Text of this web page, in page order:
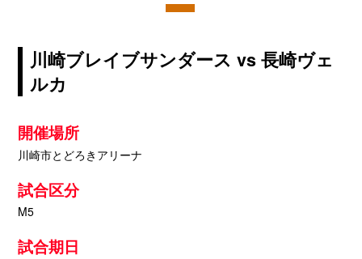
川崎ブレイブサンダース vs 長崎ヴェ
ルカ
開催場所
川崎市とどろきアリーナ
試合区分
M5
試合期日